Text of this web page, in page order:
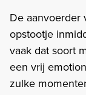
De aanvoerder
opstootje
vaak dat soort
een vrij
zulke